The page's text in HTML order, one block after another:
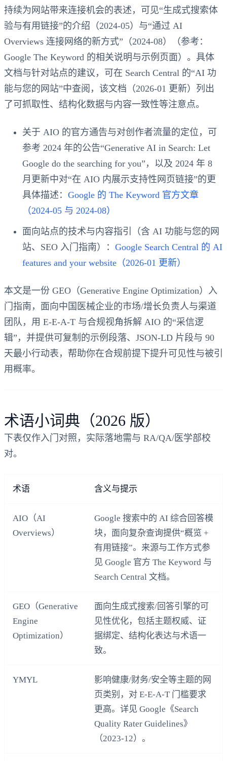
持续为网站带来连接机会的表述，可见“生成式搜索体
验与有用链接”的介绍（2024-05）与“通过 AI
Overviews 连接网络的新方式”（2024-08）（参考：
Google The Keyword 的相关说明与示例页面）。具体
文档与针对站点的建议，可在 Search Central 的“AI 功
能与您的网站”中查阅，该文档（2026-01 更新）列出
了可抓取性、结构化数据与内容一致性等注意点。
关于 AIO 的官方通告与对创作者流量的定位，可
参考 2024 年的公告“Generative AI in Search: Let
Google do the searching for you”，以及 2024 年 8
月更新中对“在 AIO 内展示支持性网页链接”的更
具体描述： Google 的 The Keyword 官方文章
（2024-05 与 2024-08）
面向站点的技术与内容指引（含 AI 功能与您的网
站、SEO 入门指南）： Google Search Central 的 AI
features and your website（2026-01 更新）
本文是一份 GEO（Generative Engine Optimization）入
门指南，面向中国医械企业的市场/增长负责人与渠道
团队，用 E‑E‑A‑T 与合规视角拆解 AIO 的“采信逻
辑”，并提供可复制的示例段落、JSON‑LD 片段与 90
天最小行动表，帮助你在合规前提下提升可见性与被引
用概率。
术语小词典（2026 版）
下表仅作入门对照，实际落地需与 RA/QA/医学部校
对。
术语 含义与提示
AIO（AI
Overviews）
Google 搜索中的 AI 综合回答模
块，面向复杂查询提供“概览 +
有用链接”。来源与工作方式参
见 Google 官方 The Keyword 与
Search Central 文档。
GEO（Generative
Engine
Optimization）
面向生成式搜索/回答引擎的可
见性优化，包括主题权威、证
据绑定、结构化表达与术语一
致。
YMYL
影响健康/财务/安全等主题的网
页类别，对 E‑E‑A‑T 门槛要求
更高。详见 Google《Search
Quality Rater Guidelines》
（2023-12）。